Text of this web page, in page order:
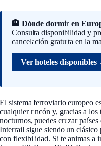
🏨 Dónde dormir en
Consulta disponibilidad y
cancelación gratuita en la
Ver hoteles disponibles
El sistema ferroviario europeo
cualquier rincón y, gracias a los
nocturnos, puedes cruzar
Interrail sigue siendo un clásico
con flexibilidad. Si te animas a